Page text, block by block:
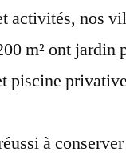
activités, nos
m² ont jardin
piscine
à